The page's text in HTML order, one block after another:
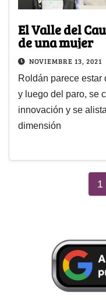
El Valle del
de una mujer
NOVIEMBRE 13, 2021
Roldán parece estar
y luego del paro, se
innovación y se
dimensión
1